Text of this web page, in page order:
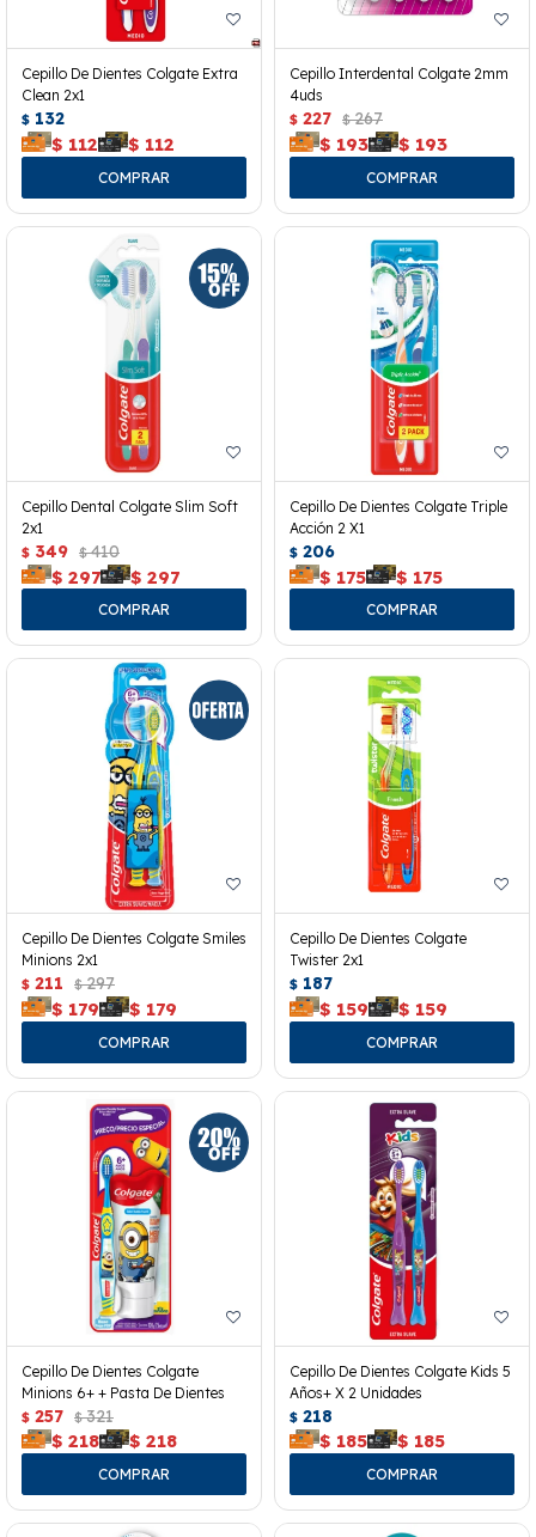
Cepillo De Dientes Colgate Extra
Clean 2x1
$ 132
$ 112 $ 112
Cepillo Interdental Colgate 2mm
4uds
$ 227 $ 267
$ 193 $ 193
Cepillo Dental Colgate Slim Soft
2x1
$ 349 $ 410
$ 297 $ 297
Cepillo De Dientes Colgate Triple
Acción 2 X1
$ 206
$ 175 $ 175
Cepillo De Dientes Colgate Smiles
Minions 2x1
$ 211 $ 297
$ 179 $ 179
Cepillo De Dientes Colgate
Twister 2x1
$ 187
$ 159 $ 159
Cepillo De Dientes Colgate
Minions 6+ + Pasta De Dientes
$ 257 $ 321
$ 218 $ 218
Cepillo De Dientes Colgate Kids 5
Años+ X 2 Unidades
$ 218
$ 185 $ 185